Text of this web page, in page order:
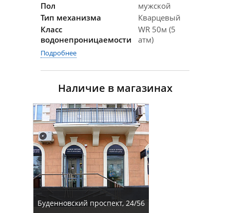
Пол
мужской
Тип механизма
Кварцевый
Класс
водонепроницаемости
WR 50м (5
атм)
Подробнее
Наличие в магазинах
Буденновский проспект, 24/56